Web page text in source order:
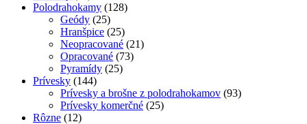
Polodrahokamy (128)
Geódy (25)
Hranšpice (25)
Neopracované (21)
Opracované (73)
Pyramídy (25)
Prívesky (144)
Prívesky a brošne z polodrahokamov (93)
Prívesky komerčné (25)
Rôzne (12)